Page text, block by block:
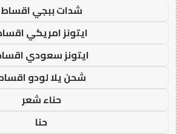
شدات ببجي اقساط
ايتونز امريكي
ايتونز سعودي
شحن يلا لودو
حناء شعر
حنا